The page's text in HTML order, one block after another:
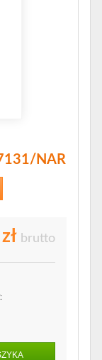
NAR
brutto